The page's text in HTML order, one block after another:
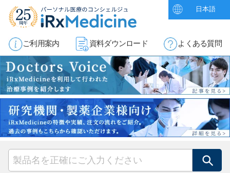
日本語
ご利用案内 資料ダウンロード よくある質問
検索